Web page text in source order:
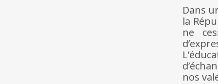
Dans
la
ne
nos